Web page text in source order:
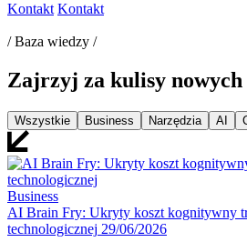
Kontakt Kontakt
/ Baza wiedzy /
Zajrzyj za kulisy
Wszystkie Business Narzędzia AI
Business
AI Brain Fry: Ukryty koszt kognitywny
technologicznej 29/06/2026